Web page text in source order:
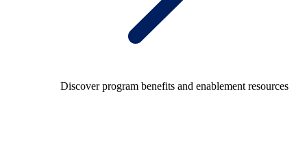
Discover program benefits and enablement resources